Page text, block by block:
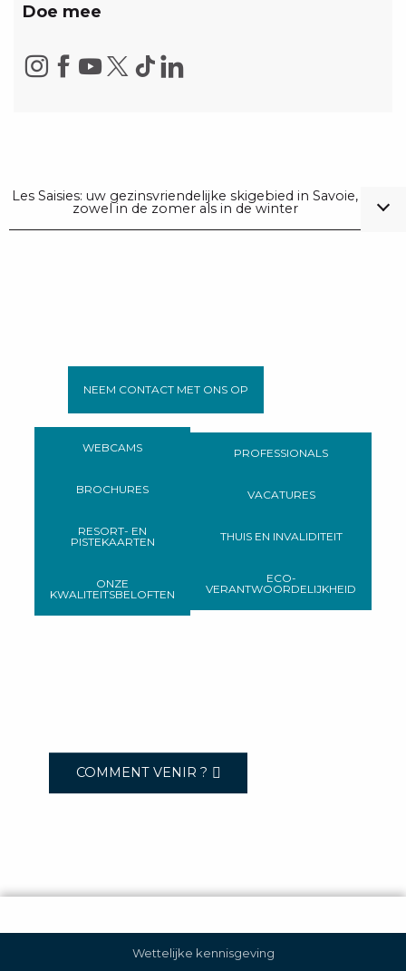
Doe mee
Les Saisies: uw gezinsvriendelijke skigebied in Savoie,
zowel in de zomer als in de winter
NEEM CONTACT MET ONS OP
WEBCAMS
BROCHURES
RESORT- EN
PISTEKAARTEN
ONZE
KWALITEITSBELOFTEN
PROFESSIONALS
VACATURES
THUIS EN INVALIDITEIT
ECO-
VERANTWOORDELIJKHEID
COMMENT VENIR ?
Wettelijke kennisgeving